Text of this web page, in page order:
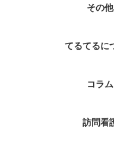
その他
てるてるに
コラム
訪問看